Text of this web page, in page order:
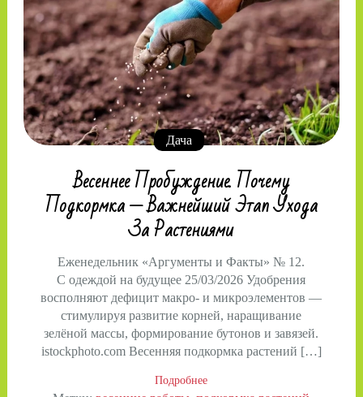
Дача
Весеннее Пробуждение. Почему
Подкормка — Важнейший Этап Ухода
За Растениями
Еженедельник «Аргументы и Факты» № 12.
С одеждой на будущее 25/03/2026 Удобрения
восполняют дефицит макро- и микроэлементов —
стимулируя развитие корней, наращивание
зелёной массы, формирование бутонов и завязей.
istockphoto.com Весенняя подкормка растений […]
Подробнее